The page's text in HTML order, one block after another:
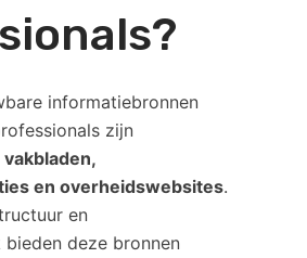
informatiebronnen
zijn
en overheidswebsites.
en
deze bronnen